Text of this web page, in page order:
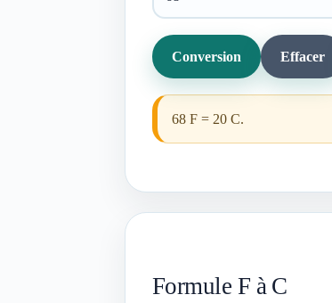
Conversion Effacer
68 F = 20 C.
Formule F à C